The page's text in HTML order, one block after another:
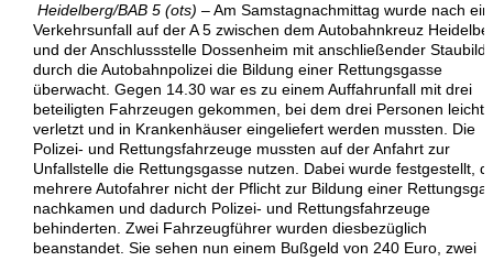
Heidelberg/BAB 5 (ots) – Am Samstagnachmittag wurde nach
Verkehrsunfall auf der A 5 zwischen dem Autobahnkreuz
und der Anschlussstelle Dossenheim mit anschließender
durch die Autobahnpolizei die Bildung einer Rettungsgasse
überwacht. Gegen 14.30 war es zu einem Auffahrunfall mit drei
beteiligten Fahrzeugen gekommen, bei dem drei Personen leicht
verletzt und in Krankenhäuser eingeliefert werden mussten. Die
Polizei- und Rettungsfahrzeuge mussten auf der Anfahrt zur
Unfallstelle die Rettungsgasse nutzen. Dabei wurde festgestellt,
mehrere Autofahrer nicht der Pflicht zur Bildung einer
nachkamen und dadurch Polizei- und Rettungsfahrzeuge
behinderten. Zwei Fahrzeugführer wurden diesbezüglich
beanstandet. Sie sehen nun einem Bußgeld von 240 Euro, zwei